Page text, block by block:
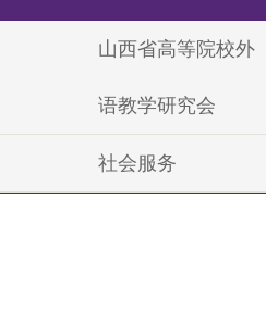
山西省高等院校外
语教学研究会
社会服务